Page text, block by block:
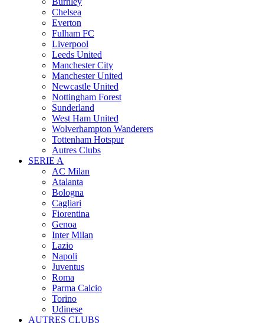
Chelsea
Everton
Fulham FC
Liverpool
Leeds United
Manchester City
Manchester United
Newcastle United
Nottingham Forest
Sunderland
West Ham United
Wolverhampton Wanderers
Tottenham Hotspur
Autres Clubs
SERIE A
AC Milan
Atalanta
Bologna
Cagliari
Fiorentina
Genoa
Inter Milan
Lazio
Napoli
Juventus
Roma
Parma Calcio
Torino
Udinese
AUTRES CLUBS